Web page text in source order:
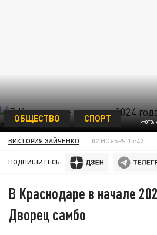
ФОТО:
ОБЩЕСТВО СПОРТ
ВИКТОРИЯ ЗАЙЧЕНКО 02 НОЯБРЯ 15:42
ПОДПИШИТЕСЬ:
В Краснодаре в начале
Дворец самбо